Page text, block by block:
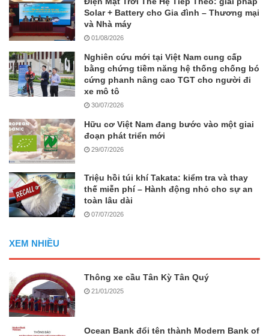
Solar + Battery cho Gia đình – Thương mại
và Nhà máy
01/08/2026
Nghiên cứu mới tại Việt Nam cung cấp
bằng chứng tiềm năng hệ thống chống bó
cứng phanh nâng cao TGT cho người đi
xe mô tô
30/07/2026
Hữu cơ Việt Nam đang bước vào một giai
đoạn phát triển mới
29/07/2026
Triệu hồi túi khí Takata: kiểm tra và thay
thế miễn phí – Hành động nhỏ cho sự an
toàn lâu dài
07/07/2026
XEM NHIỀU
Thông xe cầu Tân Kỳ Tân Quý
21/01/2025
Ocean Bank đổi tên thành Modern Bank of